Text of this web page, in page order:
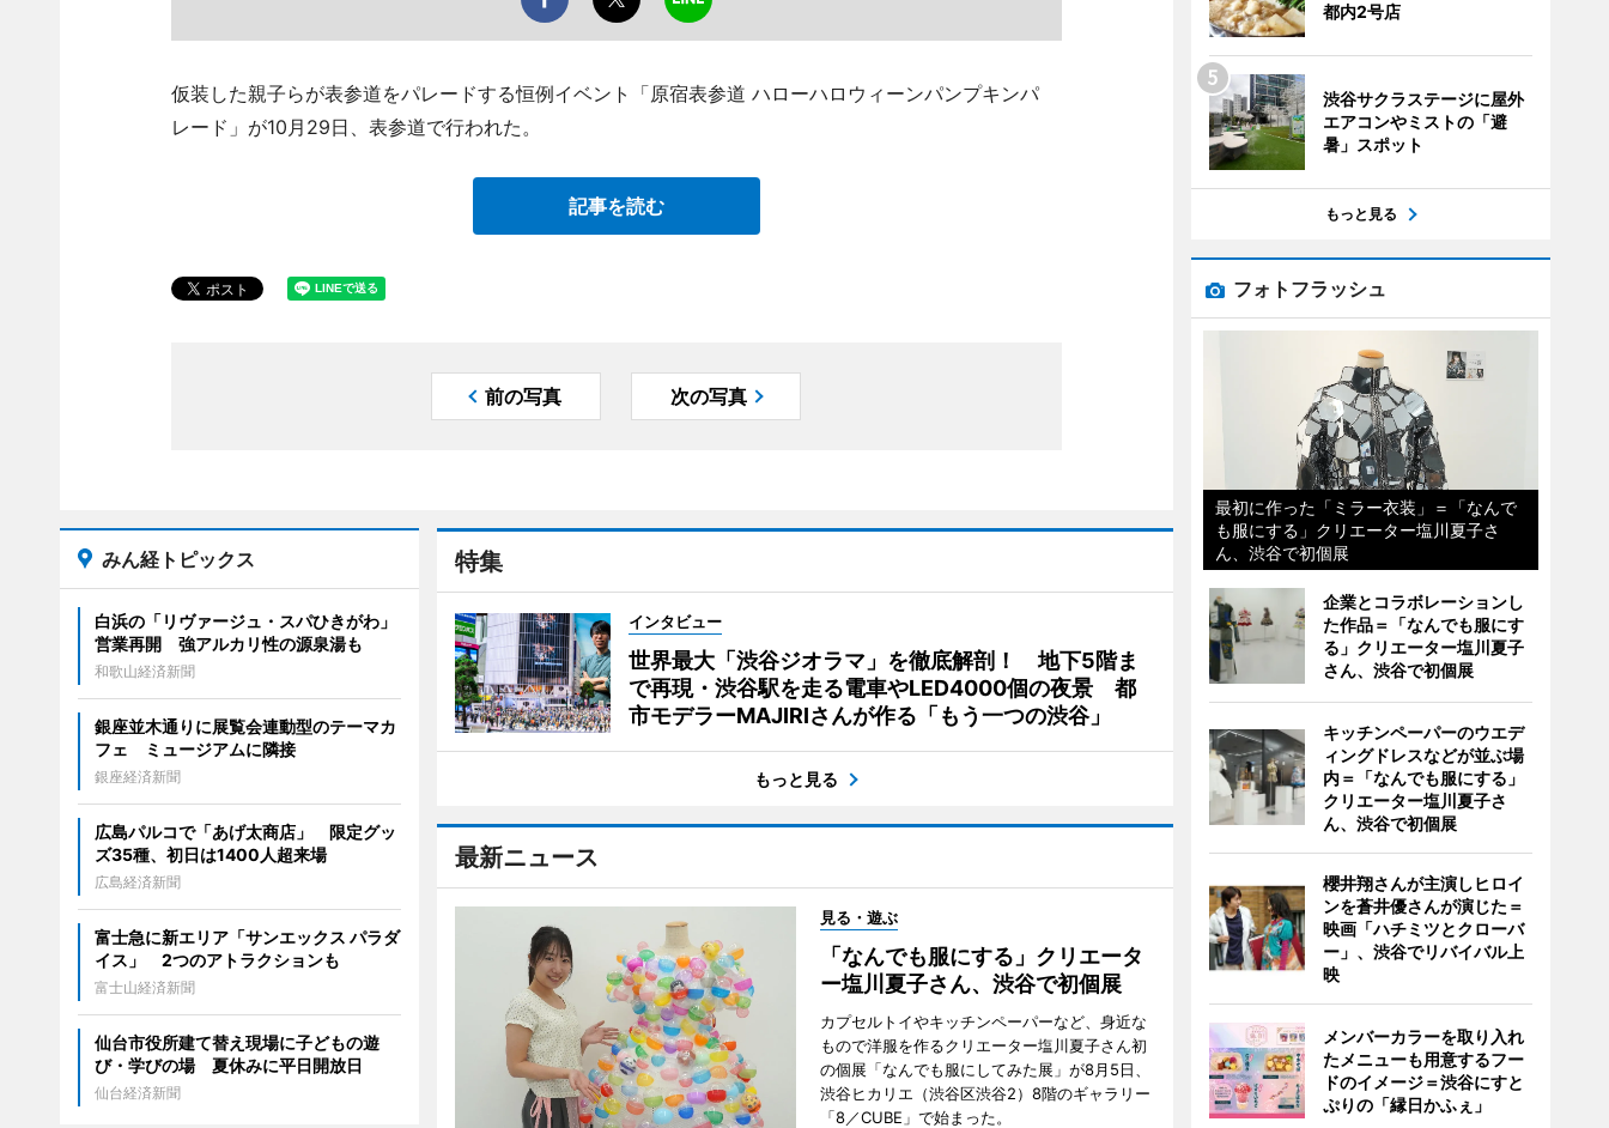
仮装した親子らが表参道をパレードする恒例イベント「原宿表参道 ハローハロウィーンパンプキンパ
レード」が10月29日、表参道で行われた。
記事を読む
前の写真 次の写真
特集
インタビュー
世界最大「渋谷ジオラマ」を徹底解剖！ 地下5階ま
で再現・渋谷駅を走る電車やLED4000個の夜景 都
市モデラーMAJIRIさんが作る「もう一つの渋谷」
もっと見る
最新ニュース
見る・遊ぶ
「なんでも服にする」クリエータ
ー塩川夏子さん、渋谷で初個展
カプセルトイやキッチンペーパーなど、身近な
もので洋服を作るクリエーター塩川夏子さん初
の個展「なんでも服にしてみた展」が8月5日、
渋谷ヒカリエ（渋谷区渋谷2）8階のギャラリー
「8／CUBE」で始まった。
みん経トピックス
白浜の「リヴァージュ・スパひきがわ」
営業再開 強アルカリ性の源泉湯も
和歌山経済新聞
銀座並木通りに展覧会連動型のテーマカ
フェ ミュージアムに隣接
銀座経済新聞
広島パルコで「あげ太商店」 限定グッ
ズ35種、初日は1400人超来場
広島経済新聞
富士急に新エリア「サンエックス パラダ
イス」 2つのアトラクションも
富士山経済新聞
仙台市役所建て替え現場に子どもの遊
び・学びの場 夏休みに平日開放日
仙台経済新聞
都内2号店
渋谷サクラステージに屋外
エアコンやミストの「避
暑」スポット
もっと見る
フォトフラッシュ
最初に作った「ミラー衣装」＝「なんで
も服にする」クリエーター塩川夏子さ
ん、渋谷で初個展
企業とコラボレーションし
た作品＝「なんでも服にす
る」クリエーター塩川夏子
さん、渋谷で初個展
キッチンペーパーのウエデ
ィングドレスなどが並ぶ場
内＝「なんでも服にする」
クリエーター塩川夏子さ
ん、渋谷で初個展
櫻井翔さんが主演しヒロイ
ンを蒼井優さんが演じた＝
映画「ハチミツとクローバ
ー」、渋谷でリバイバル上
映
メンバーカラーを取り入れ
たメニューも用意するフー
ドのイメージ＝渋谷にすと
ぷりの「縁日かふぇ」